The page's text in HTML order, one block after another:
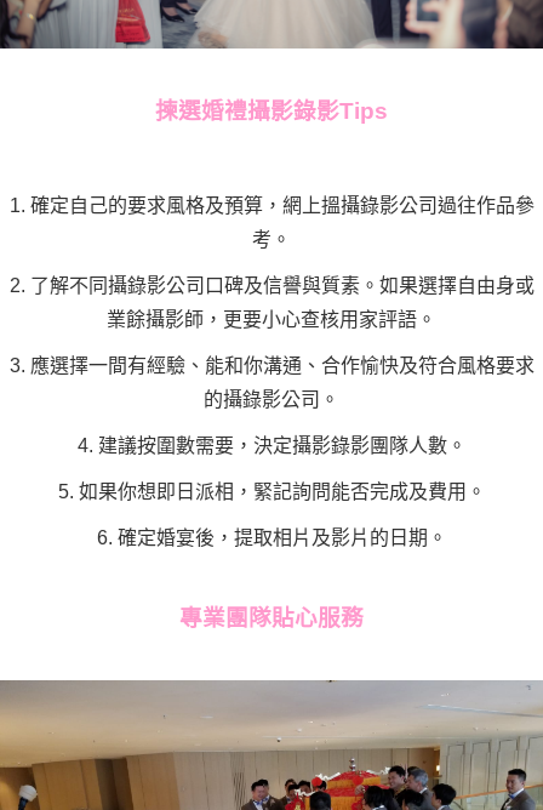
揀選婚禮攝影錄影Tips
1. 確定自己的要求風格及預算，網上搵攝錄影公司過往作品參
考。
2. 了解不同攝錄影公司口碑及信譽與質素。如果選擇自由身或
業餘攝影師，更要小心查核用家評語。
3. 應選擇一間有經驗、能和你溝通、合作愉快及符合風格要求
的攝錄影公司。
4. 建議按圍數需要，決定攝影錄影團隊人數。
5. 如果你想即日派相，緊記詢問能否完成及費用。
6. 確定婚宴後，提取相片及影片的日期。
專業團隊貼心服務